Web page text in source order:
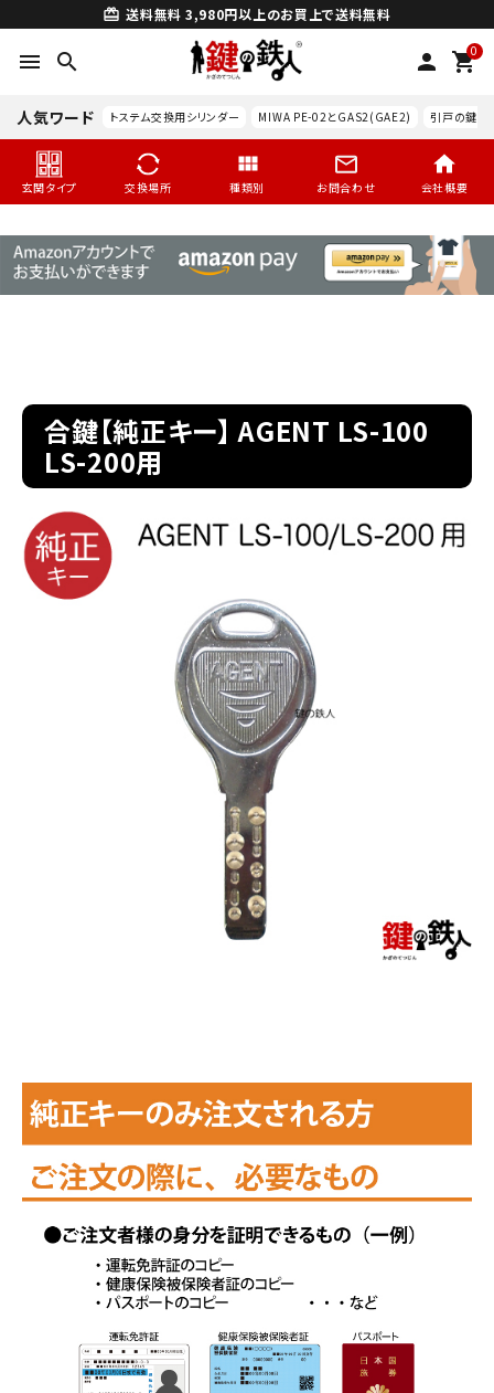
card_giftcard 送料無料 3,980円以上のお買上で送料無料
menu search person 0
shopping_cart
人気ワード トステム交換用シリンダー MIWA PE-02とGAS2(GAE2) 引戸の鍵交
玄関タイプ 交換場所 種類別 お問合わせ 会社概要
search
玄関タイプ
室内錠
ドアノブの交換
レバーハンドル錠の交換
レバーハンドルのみ交換
ようこそ ゲスト 様
meeting_room ログイン person 会員登録
合鍵【純正キー】 AGENT LS-100
LS-200用